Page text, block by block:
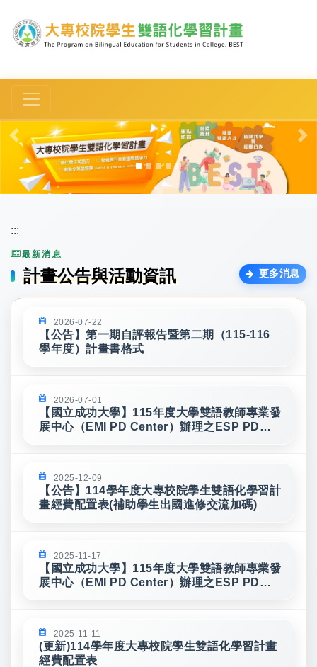
Toggle navigation
Previous
:::
最新消息
計畫公告與活動資訊 更多消息
2026-07-22
【公告】第一期自評報告暨第二期（115-116
學年度）計畫書格式
2026-07-01
【國立成功大學】115年度大學雙語教師專業發
展中心（EMI PD Center）辦理之ESP PD
2025-12-09
【公告】114學年度大專校院學生雙語化學習計
畫經費配置表(補助學生出國進修交流加碼)
2025-11-17
【國立成功大學】115年度大學雙語教師專業發
展中心（EMI PD Center）辦理之ESP PD
2025-11-11
(更新)114學年度大專校院學生雙語化學習計畫
經費配置表